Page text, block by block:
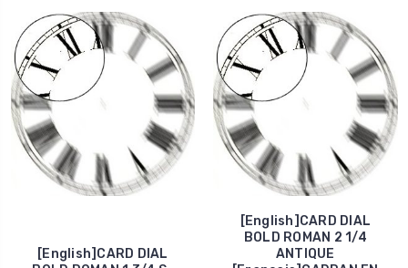
[English]CARD DIAL
[English]CARD DIAL
BOLD ROMAN 2 1/4
ANTIQUE